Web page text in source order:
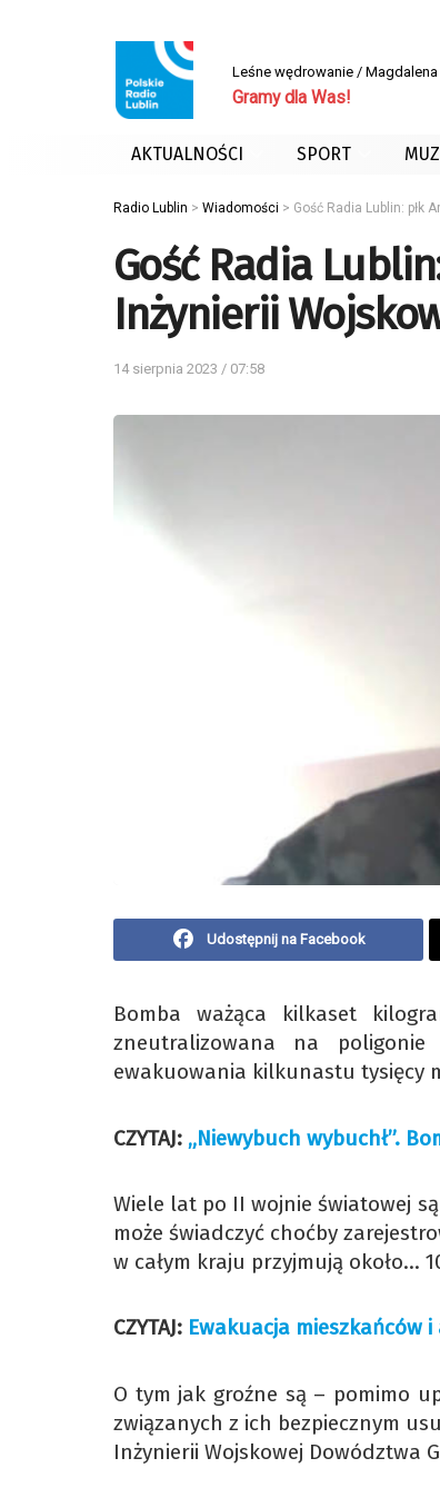
Leśne wędrowanie /
Gramy dla Was!
AKTUALNOŚCI SPORT
Radio Lublin > Wiadomości > Gość Radia Lublin: płk
Gość Radia
Inżynierii
14 sierpnia 2023 / 07:58
Udostępnij na Facebook
Bomba ważąca kilkaset
zneutralizowana na poligonie
ewakuowania kilkunastu tysięcy
CZYTAJ: „Niewybuch wybuchł”.
Wiele lat po II wojnie światowej
może świadczyć choćby
w całym kraju przyjmują około…
CZYTAJ: Ewakuacja mieszkańców i
O tym jak groźne są – pomimo
związanych z ich bezpiecznym
Inżynierii Wojskowej Dowództwa